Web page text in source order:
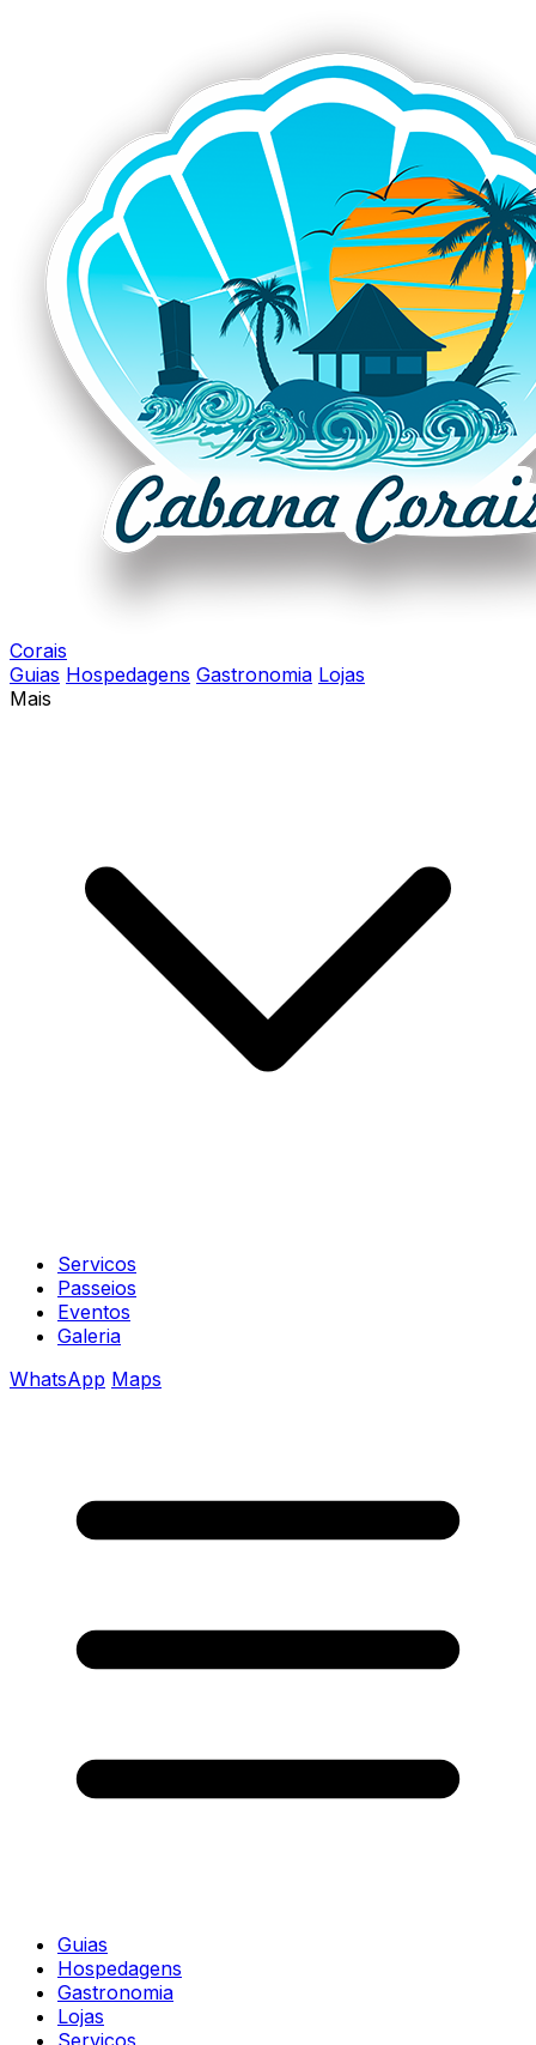
Corais
Guias Hospedagens Gastronomia Lojas
Mais
Servicos
Passeios
Eventos
Galeria
WhatsApp Maps
Guias
Hospedagens
Gastronomia
Lojas
Servicos